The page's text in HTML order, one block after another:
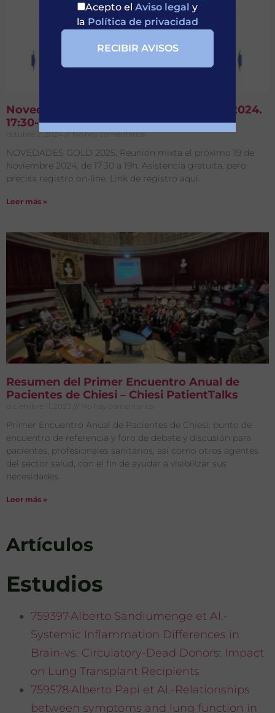
Novedades GOLD 2025 – 19 Noviembre 2024.
17:30-19h
octubre 2, 2024 No hay comentarios
NOVEDADES GOLD 2025, Reunión mixta el próximo 19 de
Noviembre 2024, de 17:30 a 19h. Asistencia gratuita, pero
precisa registro on-line. Link de registro aquí.
Leer más »
Resumen del Primer Encuentro Anual de
Pacientes de Chiesi – Chiesi PatientTalks
diciembre 11, 2023 No hay comentarios
Primer Encuentro Anual de Pacientes de Chiesi: punto de
encuentro de referencia y foro de debate y discusión para
pacientes, profesionales sanitarios, así como otros agentes
del sector salud, con el fin de ayudar a visibilizar sus
necesidades.
Leer más »
Artículos
Estudios
759397·Alberto Sandiumenge et Al.-
Systemic Inflammation Differences in
Brain-vs. Circulatory-Dead Donors: Impact
on Lung Transplant Recipients
759578·Alberto Papi et Al.-Relationships
between symptoms and lung function in
Acepto el Aviso legal y
la Política de privacidad